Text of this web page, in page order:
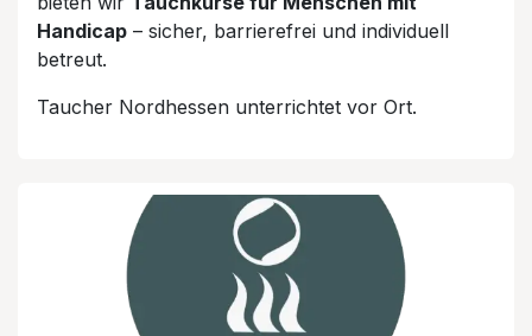
Handicap – sicher, barrierefrei und individuell
betreut.
Taucher Nordhessen unterrichtet vor Ort.